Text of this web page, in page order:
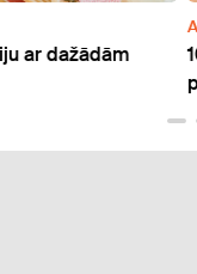
10 vietas Rīgā
pasaules